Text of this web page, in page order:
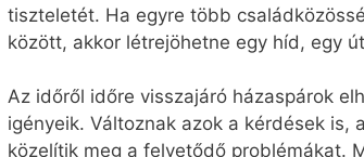
tiszteletét. Ha egyre több
között, akkor létrejöhetne egy híd, egy
Az időről időre visszajáró házaspárok
igényeik. Változnak azok a kérdések is,
közelítik meg a felvetődő problémákat.